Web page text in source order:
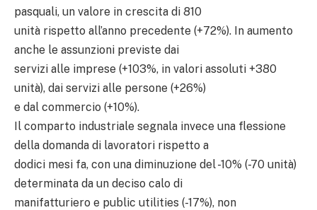
pasquali, un valore in crescita di 810
unità rispetto all’anno precedente (+72%). In aumento
anche le assunzioni previste dai
servizi alle imprese (+103%, in valori assoluti +380
unità), dai servizi alle persone (+26%)
e dal commercio (+10%).
Il comparto industriale segnala invece una flessione
della domanda di lavoratori rispetto a
dodici mesi fa, con una diminuzione del -10% (-70 unità)
determinata da un deciso calo di
manifatturiero e public utilities (-17%), non